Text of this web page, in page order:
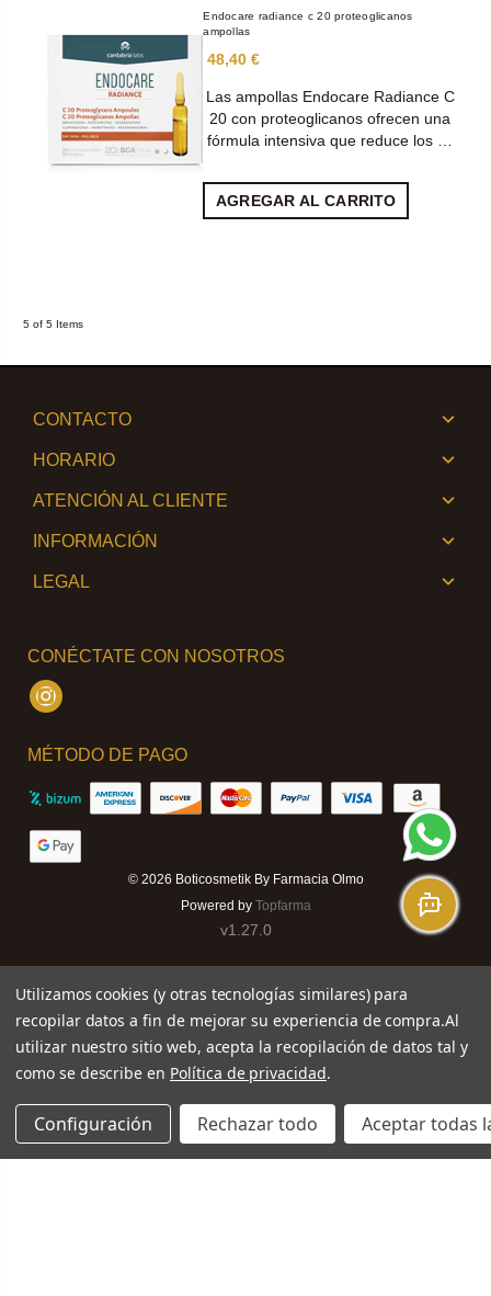
Endocare radiance c 20 proteoglicanos
ampollas
48,40 €
Las ampollas Endocare Radiance C
20 con proteoglicanos ofrecen una
fórmula intensiva que reduce los …
AGREGAR AL CARRITO
5 of 5 Items
CONTACTO
HORARIO
ATENCIÓN AL CLIENTE
INFORMACIÓN
LEGAL
CONÉCTATE CON NOSOTROS
Instagram
MÉTODO DE PAGO
© 2026 Boticosmetik By Farmacia Olmo
Powered by Topfarma
v1.27.0
Utilizamos cookies (y otras tecnologías similares) para
recopilar datos a fin de mejorar su experiencia de compra.Al
utilizar nuestro sitio web, acepta la recopilación de datos tal y
como se describe en Política de privacidad.
Configuración Rechazar todo Aceptar todas